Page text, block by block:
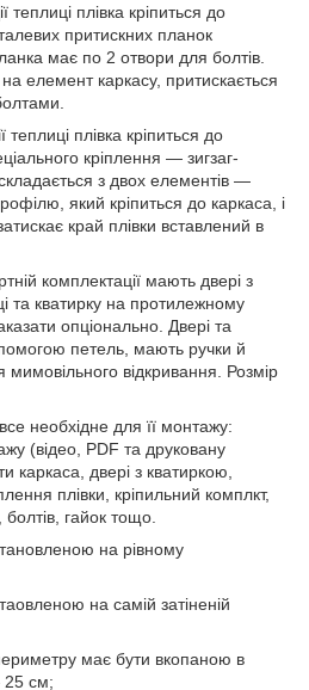
теплиці плівка кріпиться до
притискних планок
має по 2 отвори для болтів.
елемент каркасу, притискається
плівка кріпиться до
кріплення — зигзаг-
з двох елементів —
який кріпиться до каркаса, і
край плівки вставлений в
комплектації мають двері з
та кватирку на протилежному
опціонально. Двері та
петель, мають ручки й
мимовільного відкривання. Розмір
необхідне для її монтажу:
(відео, PDF та друковану
каркаса, двері з кватиркою,
плівки, кріпильний комплкт,
болтів, гайок тощо.
на рівному
на самій затіненій
має бути вкопаною в
25 см;